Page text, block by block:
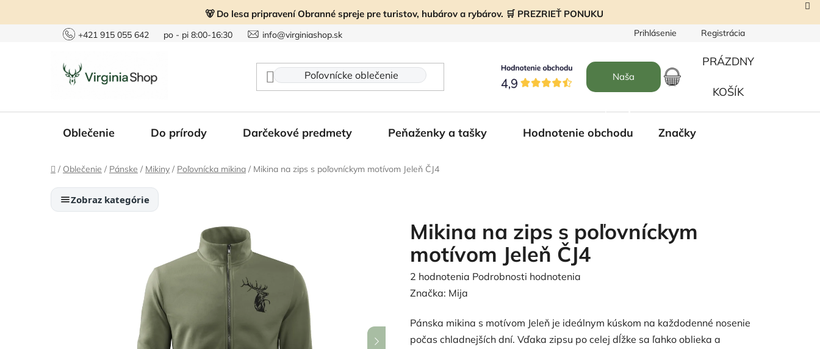
🐻 Do lesa pripravení Obranné spreje pre turistov, hubárov a rybárov. 🛒 PREZRIEŤ PONUKU
+421 915 055 642 po - pi 8:00-16:30 info@virginiashop.sk Prihlásenie Registrácia
Naša
NÁKUPNÝ
PRÁZDNY
KOŠÍK
Oblečenie Do prírody Darčekové predmety Peňaženky a tašky Hodnotenie obchodu Značky
Domov
/ Oblečenie / Pánske / Mikiny / Poľovnícka mikina / Mikina na zips s poľovníckym motívom Jeleň ČJ4
Zobraz kategórie
Mikina na zips s poľovníckym
motívom Jeleň ČJ4
Priemerné
hodnotenie
je
5,0
2 hodnotenia Podrobnosti hodnotenia
Značka: Mija
Pánska mikina s motívom Jeleň je ideálnym kúskom na každodenné nosenie
počas chladnejších dní. Vďaka zipsu po celej dĺžke sa ľahko oblieka a